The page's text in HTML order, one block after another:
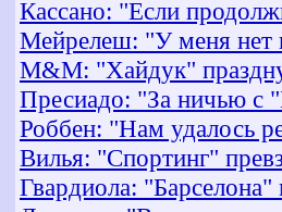
Кассано: "Если
Мейрелеш: "У меня нет
M&M: "Хайдук"
Пресиадо: "За ничью с
Роббен: "Нам удалось
Вилья: "Спортинг"
Гвардиола: